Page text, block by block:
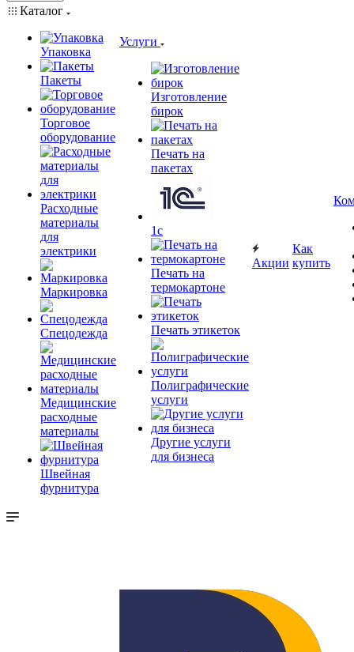
Каталог
Упаковка
Пакеты
Торговое
оборудование
Расходные
материалы
для
электрики
Маркировка
Спецодежда
Медицинские
расходные
материалы
Швейная
фурнитура
Услуги
Изготовление
бирок
Печать на
пакетах
1c
Печать на
термокартоне
Печать этикеток
Полиграфические
услуги
Другие услуги
для бизнеса
Акции
Как
купить